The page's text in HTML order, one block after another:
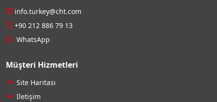
info.turkey@cht.com
+90 212 886 79 13
WhatsApp
Müşteri Hizmetleri
Site Haritası
İletişim